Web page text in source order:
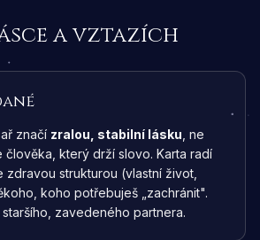
a vztazích
značí zralou, stabilní lásku , ne
člověka, který drží slovo. Karta radí
zdravou strukturou (vlastní život,
koho potřebuješ „zachránit".
zavedeného partnera.